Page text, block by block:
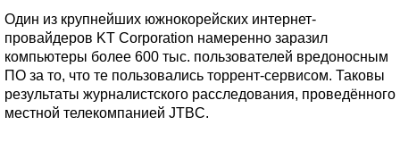
Один из крупнейших южнокорейских интернет-
провайдеров KT Corporation намеренно заразил
компьютеры более 600 тыс. пользователей вредоносным
ПО за то, что те пользовались торрент-сервисом. Таковы
результаты журналистского расследования, проведённого
местной телекомпанией JTBC.